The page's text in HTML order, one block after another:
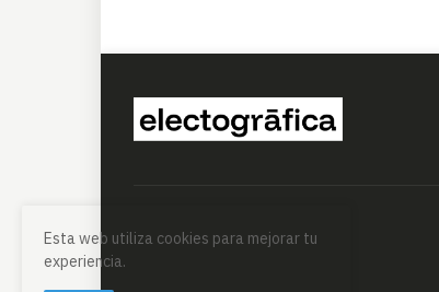
Esta web utiliza cookies para mejorar tu
experiencia.